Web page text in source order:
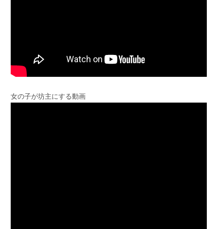
女の子が坊主にする動画